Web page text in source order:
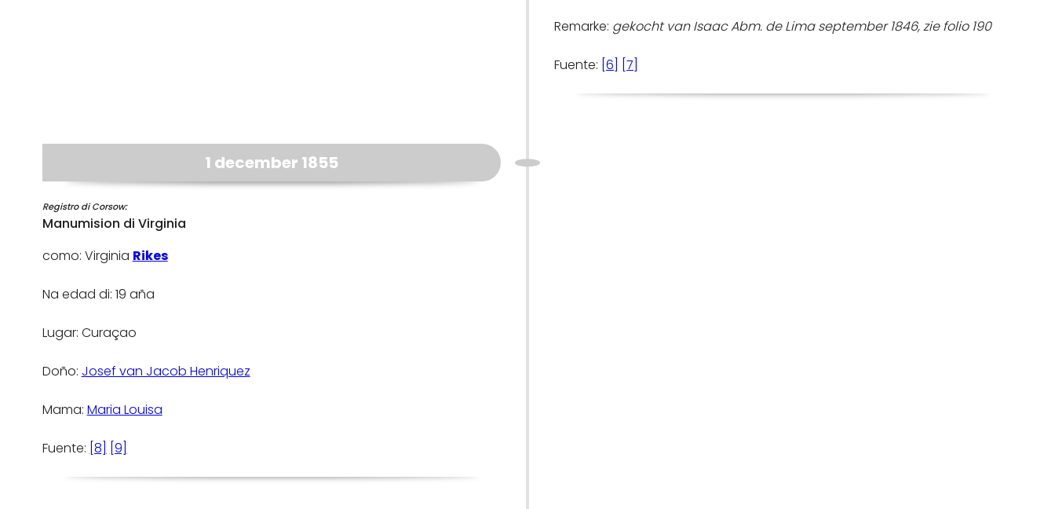
Remarke: gekocht van Isaac Abm. de Lima september 1846, zie folio 190
Fuente: [6] [7]
1 december 1855
Registro di Corsow:
Manumision di Virginia
como: Virginia Rikes
Na edad di: 19 aña
Lugar: Curaçao
Doño: Josef van Jacob Henriquez
Mama: Maria Louisa
Fuente: [8] [9]